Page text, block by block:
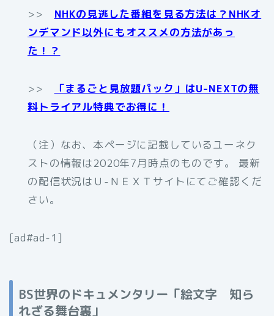
>> NHKの見逃した番組を見る方法は？NHKオ
ンデマンド以外にもオススメの方法があっ
た！？
>>
「まるごと見放題パック」はU-NEXTの無
料トライアル特典でお得に！
（注）なお、本ページに記載しているユーネク
ストの情報は2020年7月時点のものです。 最新
の配信状況はＵ-ＮＥＸＴサイトにてご確認くだ
さい。
[ad#ad-1]
BS世界のドキュメンタリー「絵文字 知ら
れざる舞台裏」